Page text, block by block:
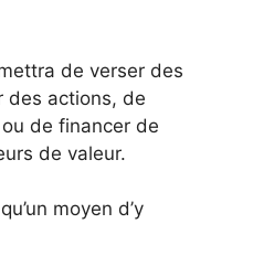
de verser des
des actions, de
de financer de
de valeur.
moyen d’y